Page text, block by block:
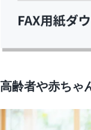
高齢者や赤ちゃ